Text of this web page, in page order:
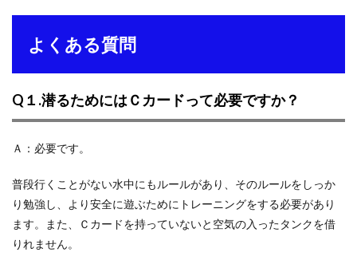
よくある質問
Q１.潜るためにはＣカードって必要ですか？
Ａ：必要です。
普段行くことがない水中にもルールがあり、そのルールをしっか
り勉強し、より安全に遊ぶためにトレーニングをする必要があり
ます。また、Ｃカードを持っていないと空気の入ったタンクを借
りれません。